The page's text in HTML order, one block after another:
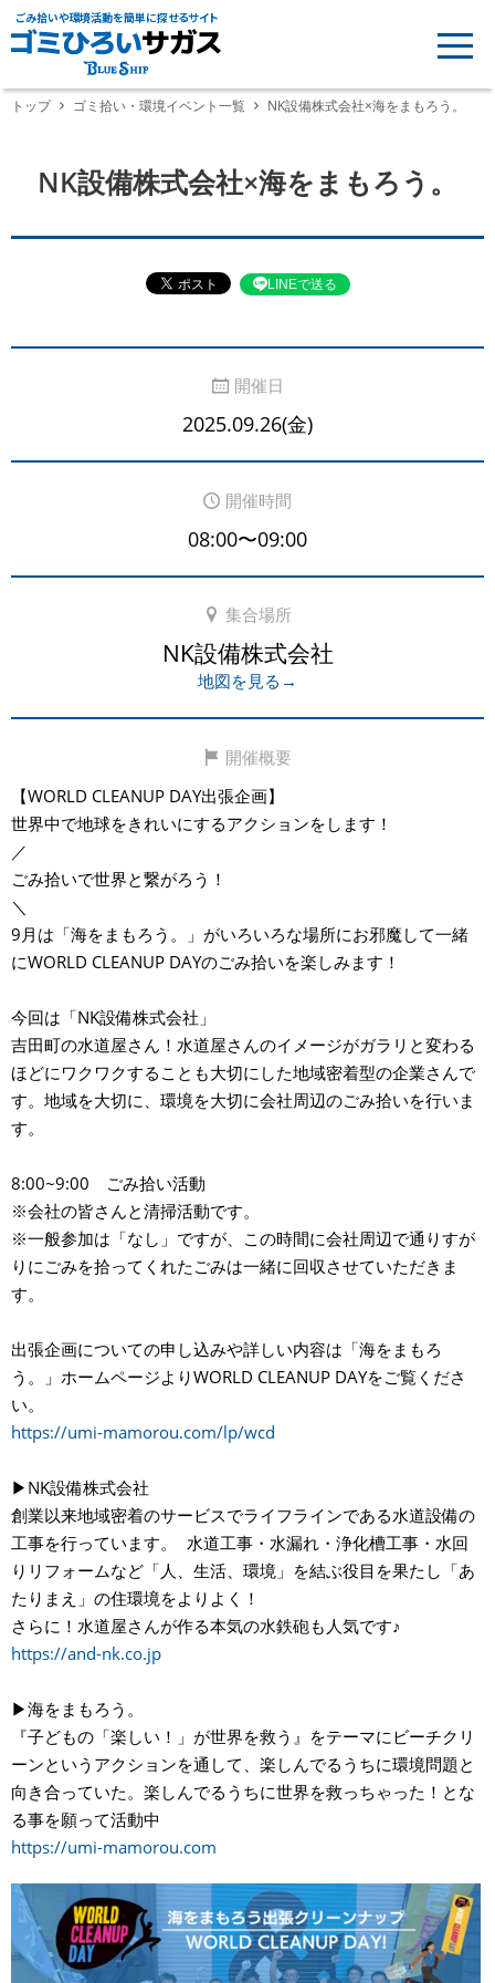
ごみ拾いや環境活動を簡単に探せるサイト
トップ ゴミ拾い・環境イベント一覧 NK設備株式会社×海をまもろう。
NK設備株式会社×海をまもろう。
LINEで送る
開催日
2025.09.26(金)
開催時間
08:00〜09:00
集合場所
NK設備株式会社
地図を見る→
開催概要
【WORLD CLEANUP DAY出張企画】
世界中で地球をきれいにするアクションをします！
／
ごみ拾いで世界と繋がろう！
＼
9月は「海をまもろう。」がいろいろな場所にお邪魔して一緒
にWORLD CLEANUP DAYのごみ拾いを楽しみます！
今回は「NK設備株式会社」
吉田町の水道屋さん！水道屋さんのイメージがガラリと変わる
ほどにワクワクすることも大切にした地域密着型の企業さんで
す。地域を大切に、環境を大切に会社周辺のごみ拾いを行いま
す。
8:00~9:00 ごみ拾い活動
※会社の皆さんと清掃活動です。
※一般参加は「なし」ですが、この時間に会社周辺で通りすが
りにごみを拾ってくれたごみは一緒に回収させていただきま
す。
出張企画についての申し込みや詳しい内容は「海をまもろ
う。」ホームページよりWORLD CLEANUP DAYをご覧くださ
い。
https://umi-mamorou.com/lp/wcd
▶︎NK設備株式会社
創業以来地域密着のサービスでライフラインである水道設備の
工事を行っています。 水道工事・水漏れ・浄化槽工事・水回
りリフォームなど「人、生活、環境」を結ぶ役目を果たし「あ
たりまえ」の住環境をよりよく！
さらに！水道屋さんが作る本気の水鉄砲も人気です♪
https://and-nk.co.jp
▶︎海をまもろう。
『子どもの「楽しい！」が世界を救う』をテーマにビーチクリ
ーンというアクションを通して、楽しんでるうちに環境問題と
向き合っていた。楽しんでるうちに世界を救っちゃった！とな
る事を願って活動中
https://umi-mamorou.com